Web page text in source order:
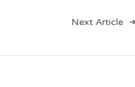
Next Article